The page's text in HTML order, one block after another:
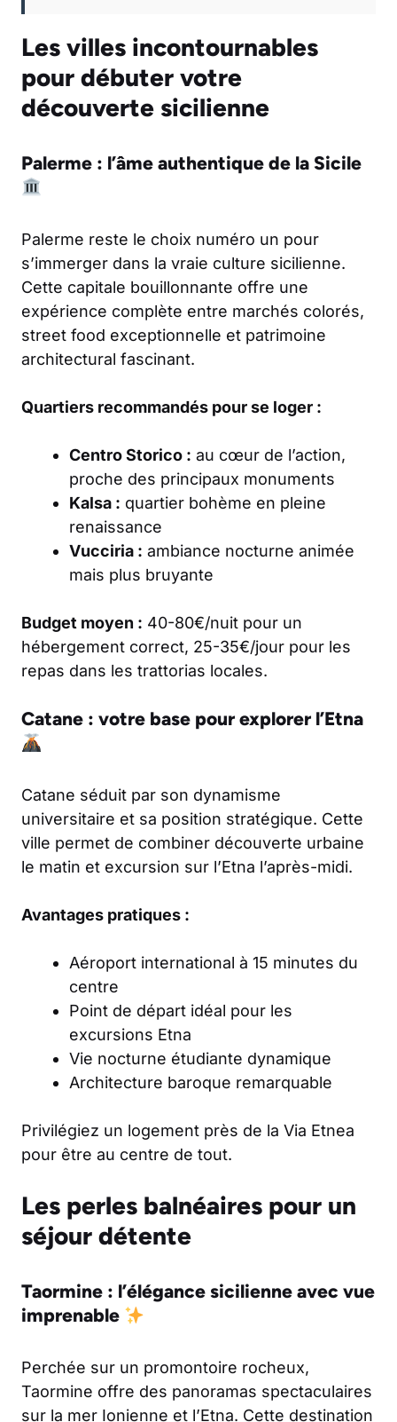
Les villes incontournables
pour débuter votre
découverte sicilienne
Palerme : l’âme authentique de la Sicile
Palerme reste le choix numéro un pour
s’immerger dans la vraie culture sicilienne.
Cette capitale bouillonnante offre une
expérience complète entre marchés colorés,
street food exceptionnelle et patrimoine
architectural fascinant.
Quartiers recommandés pour se loger :
Centro Storico : au cœur de l’action,
proche des principaux monuments
Kalsa : quartier bohème en pleine
renaissance
Vucciria : ambiance nocturne animée
mais plus bruyante
Budget moyen : 40-80€/nuit pour un
hébergement correct, 25-35€/jour pour les
repas dans les trattorias locales.
Catane : votre base pour explorer l’Etna
Catane séduit par son dynamisme
universitaire et sa position stratégique. Cette
ville permet de combiner découverte urbaine
le matin et excursion sur l’Etna l’après-midi.
Avantages pratiques :
Aéroport international à 15 minutes du
centre
Point de départ idéal pour les
excursions Etna
Vie nocturne étudiante dynamique
Architecture baroque remarquable
Privilégiez un logement près de la Via Etnea
pour être au centre de tout.
Les perles balnéaires pour un
séjour détente
Taormine : l’élégance sicilienne avec vue
imprenable
Perchée sur un promontoire rocheux,
Taormine offre des panoramas spectaculaires
sur la mer Ionienne et l’Etna. Cette destination